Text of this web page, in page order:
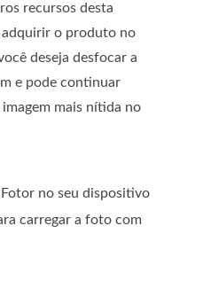
recursos desta
o produto no
deseja desfocar a
e pode continuar
mais nítida no
no seu dispositivo
carregar a foto com